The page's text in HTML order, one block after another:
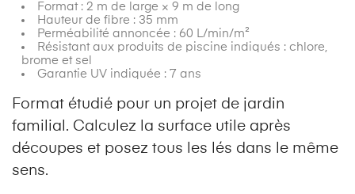
Format : 2 m de large × 9 m de long
Hauteur de fibre : 35 mm
Perméabilité annoncée : 60 L/min/m²
Résistant aux produits de piscine indiqués : chlore,
brome et sel
Garantie UV indiquée : 7 ans
Format étudié pour un projet de jardin
familial. Calculez la surface utile après
découpes et posez tous les lés dans le même
sens.